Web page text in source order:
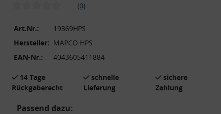
(0)
Art.Nr.:
19369HPS
Hersteller: MAPCO HPS
EAN-Nr.:
4043605411884
14 Tage
Rückgaberecht
schnelle
Lieferung
sichere
Zahlung
Passend dazu: